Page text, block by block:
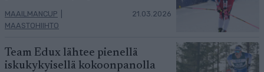
MAAILMANCUP
MAASTOHIIHTO
21.03.2026
Team Edux lähtee pienellä
iskukykyisellä kokoonpanolla